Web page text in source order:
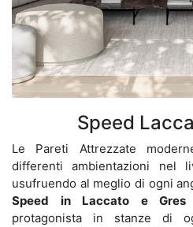
Speed
Le Pareti Attrezzate
differenti ambientazioni nel
usufruendo al meglio di ogni
Speed in Laccato e Gres
protagonista in stanze di